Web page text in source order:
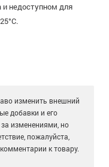
недоступном для
изменить внешний
добавки и его
изменениями, но
пожалуйста,
к товару.